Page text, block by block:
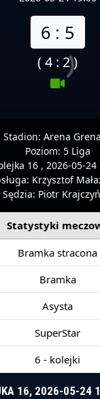
6 : 5
( 4 : 2 )
Stadion: Arena
Poziom: 5 Liga
16 , 2026-05-24
Krzysztof
Sędzia: Piotr
Statystyki
Bramka stracona
Bramka
Asysta
SuperStar
6 - kolejki
16, 2026-05-24